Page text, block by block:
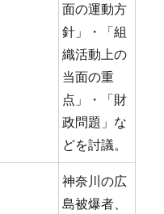
面の運動方
針」・「組
織活動上の
当面の重
点」・「財
政問題」な
どを討議。
神奈川の広
島被爆者、